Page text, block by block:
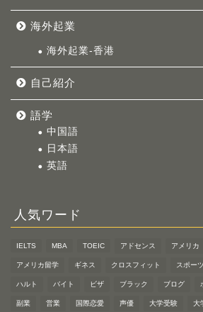
海外起業
海外起業-香港
自己紹介
語学
中国語
日本語
英語
人気ワード
IELTS MBA TOEIC アドセンス アメリカ
アメリカ留学 ギネス クロスフィット スポーツ
ハルト バイト ビザ ブラック ブログ
副業 営業 国際恋愛 声優 大学受験 大